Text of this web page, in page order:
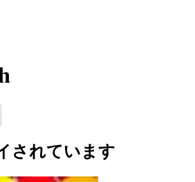
されています